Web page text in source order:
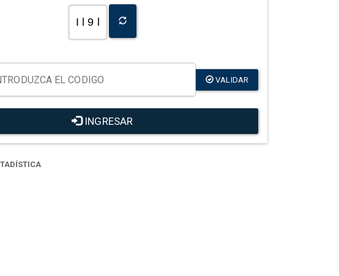
I l 9 l
VALIDAR
INGRESAR